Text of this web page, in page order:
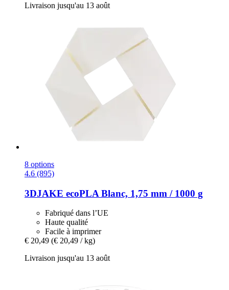
Livraison jusqu'au 13 août
8 options
4.6 (895)
3DJAKE ecoPLA Blanc, 1,75 mm / 1000 g
Fabriqué dans l’UE
Haute qualité
Facile à imprimer
€ 20,49 (€ 20,49 / kg)
Livraison jusqu'au 13 août